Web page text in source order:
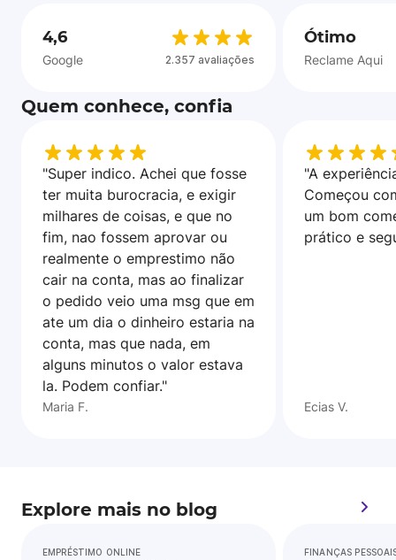
4,6
Google 2.357 avaliações
Ótimo
Reclame Aqui
Quem conhece, confia
"Super indico. Achei que fosse
ter muita burocracia, e exigir
milhares de coisas, e que no
fim, nao fossem aprovar ou
realmente o emprestimo não
cair na conta, mas ao finalizar
o pedido veio uma msg que em
ate um dia o dinheiro estaria na
conta, mas que nada, em
alguns minutos o valor estava
la. Podem confiar."
Maria F.
"A
Começou
um bom
prático e
Ecias V.
Explore mais no blog
EMPRÉSTIMO ONLINE FINANÇAS